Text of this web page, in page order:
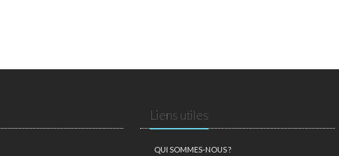
Liens utiles
QUI SOMMES-NOUS ?